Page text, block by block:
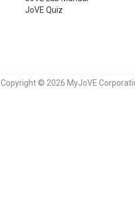
JoVE Quiz
Copyright © 2026 MyJoVE